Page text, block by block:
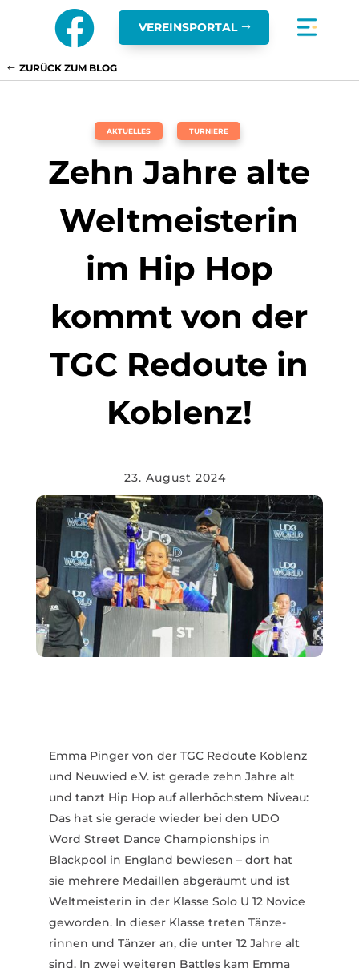
 VEREINSPORTAL
ZURÜCK ZUM BLOG
AKTUELLES TURNIERE
Zehn Jahre alte
Weltmeisterin
im Hip Hop
kommt von der
TGC Redoute in
Koblenz!
23. August 2024
Emma Pinger von der TGC Redoute Koblenz
und Neuwied e.V. ist gerade zehn Jahre alt
und tanzt Hip Hop auf aller­höchstem Niveau:
Das hat sie gerade wieder bei den UDO
Word Street Dance Cham­pi­on­ships in
Blackpool in England bewiesen – dort hat
sie mehrere Medaillen abge­räumt und ist
Welt­meis­terin in der Klasse Solo U 12 Novice
geworden. In dieser Klasse treten Tänze­
rinnen und Tänzer an, die unter 12 Jahre alt
sind. In zwei weiteren Battles kam Emma